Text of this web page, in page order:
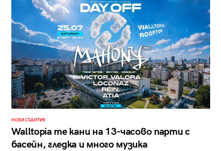
НОВИ СЪБИТИЯ
Walltopia те кани на 13-часово парти с
басейн, гледка и много музика